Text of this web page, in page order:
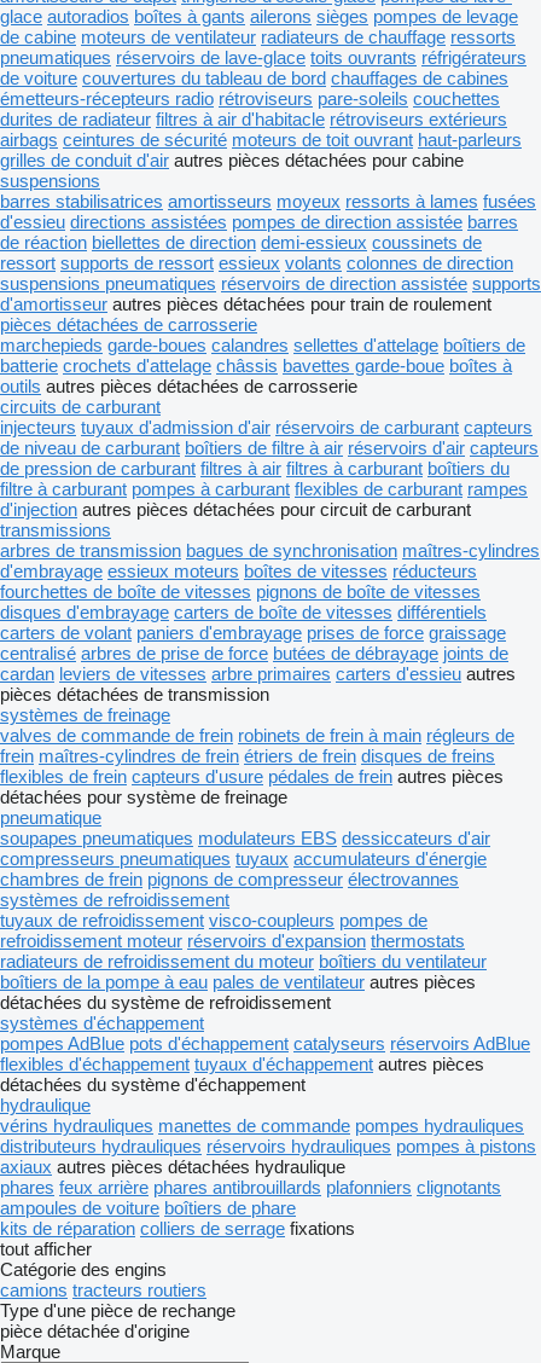
glace autoradios boîtes à gants ailerons sièges pompes de levage
de cabine moteurs de ventilateur radiateurs de chauffage ressorts
pneumatiques réservoirs de lave-glace toits ouvrants réfrigérateurs
de voiture couvertures du tableau de bord chauffages de cabines
émetteurs-récepteurs radio rétroviseurs pare-soleils couchettes
durites de radiateur filtres à air d'habitacle rétroviseurs extérieurs
airbags ceintures de sécurité moteurs de toit ouvrant haut-parleurs
grilles de conduit d'air autres pièces détachées pour cabine
suspensions
barres stabilisatrices amortisseurs moyeux ressorts à lames fusées
d'essieu directions assistées pompes de direction assistée barres
de réaction biellettes de direction demi-essieux coussinets de
ressort supports de ressort essieux volants colonnes de direction
suspensions pneumatiques réservoirs de direction assistée supports
d'amortisseur autres pièces détachées pour train de roulement
pièces détachées de carrosserie
marchepieds garde-boues calandres sellettes d'attelage boîtiers de
batterie crochets d'attelage châssis bavettes garde-boue boîtes à
outils autres pièces détachées de carrosserie
circuits de carburant
injecteurs tuyaux d'admission d'air réservoirs de carburant capteurs
de niveau de carburant boîtiers de filtre à air réservoirs d'air capteurs
de pression de carburant filtres à air filtres à carburant boîtiers du
filtre à carburant pompes à carburant flexibles de carburant rampes
d'injection autres pièces détachées pour circuit de carburant
transmissions
arbres de transmission bagues de synchronisation maîtres-cylindres
d'embrayage essieux moteurs boîtes de vitesses réducteurs
fourchettes de boîte de vitesses pignons de boîte de vitesses
disques d'embrayage carters de boîte de vitesses différentiels
carters de volant paniers d'embrayage prises de force graissage
centralisé arbres de prise de force butées de débrayage joints de
cardan leviers de vitesses arbre primaires carters d'essieu autres
pièces détachées de transmission
systèmes de freinage
valves de commande de frein robinets de frein à main régleurs de
frein maîtres-cylindres de frein étriers de frein disques de freins
flexibles de frein capteurs d'usure pédales de frein autres pièces
détachées pour système de freinage
pneumatique
soupapes pneumatiques modulateurs EBS dessiccateurs d'air
compresseurs pneumatiques tuyaux accumulateurs d'énergie
chambres de frein pignons de compresseur électrovannes
systèmes de refroidissement
tuyaux de refroidissement visco-coupleurs pompes de
refroidissement moteur réservoirs d'expansion thermostats
radiateurs de refroidissement du moteur boîtiers du ventilateur
boîtiers de la pompe à eau pales de ventilateur autres pièces
détachées du système de refroidissement
systèmes d'échappement
pompes AdBlue pots d'échappement catalyseurs réservoirs AdBlue
flexibles d'échappement tuyaux d'échappement autres pièces
détachées du système d'échappement
hydraulique
vérins hydrauliques manettes de commande pompes hydrauliques
distributeurs hydrauliques réservoirs hydrauliques pompes à pistons
axiaux autres pièces détachées hydraulique
phares feux arrière phares antibrouillards plafonniers clignotants
ampoules de voiture boîtiers de phare
kits de réparation colliers de serrage fixations
tout afficher
Catégorie des engins
camions tracteurs routiers
Type d'une pièce de rechange
pièce détachée d'origine
Marque